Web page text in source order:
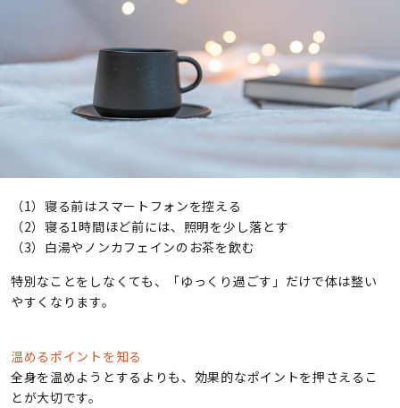
（1）寝る前はスマートフォンを控える
（2）寝る1時間ほど前には、照明を少し落とす
（3）白湯やノンカフェインのお茶を飲む
特別なことをしなくても、「ゆっくり過ごす」だけで体は整い
やすくなります。
温めるポイントを知る
全身を温めようとするよりも、効果的なポイントを押さえるこ
とが大切です。